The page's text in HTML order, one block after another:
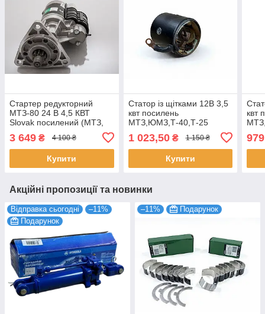
Стартер редукторний
МТЗ-80 24 В 4,5 КВТ
Slovak посилений (МТЗ,
3 649 ₴ 4 100 ₴
Купити
Статор із щітками 12В 3,5
квт посилень
МТЗ,ЮМЗ,Т-40,Т-25
1 023,50₴ 1 150 ₴
Купити
квт
979
Акційні пропозиції та новинки
Відправка сьогодні
–11%
Подарунок
–11% Подарунок